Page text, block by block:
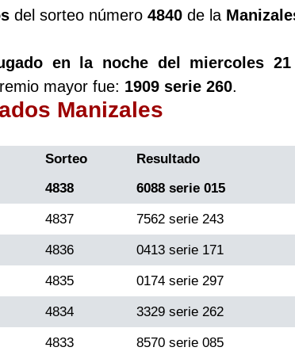
del sorteo número 4840 de la
en la noche del miercoles
mayor fue: 1909 serie 260.
Manizales
Sorteo
Resultado
4838 6088 serie 015
4837 7562 serie 243
4836 0413 serie 171
4835 0174 serie 297
4834 3329 serie 262
4833 8570 serie 085